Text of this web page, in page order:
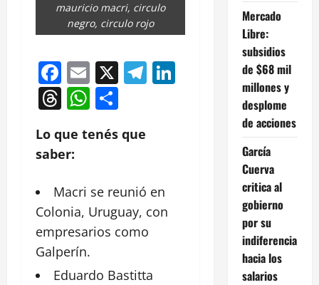
mauricio macri, circulo
negro, circulo rojo
Facebook
Email
X Telegram
LinkedIn
Threads
WhatsApp
Lo que tenés que
saber:
Macri se reunió en
Colonia, Uruguay, con
empresarios como
Galperín.
Eduardo Bastitta
Mercado
Libre:
subsidios
de $68 mil
millones y
desplome
de acciones
García
Cuerva
critica al
gobierno
por su
indiferencia
hacia los
salarios